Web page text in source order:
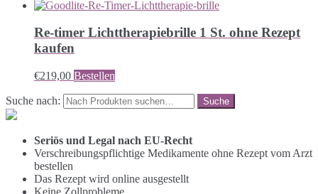
Re-timer Lichttherapiebrille 1 St. ohne Rezept
kaufen
€219,00 Bestellen
Suche nach:
Seriös und Legal nach EU-Recht
Verschreibungspflichtige Medikamente ohne Rezept vom Arzt
bestellen
Das Rezept wird online ausgestellt
Keine Zollprobleme